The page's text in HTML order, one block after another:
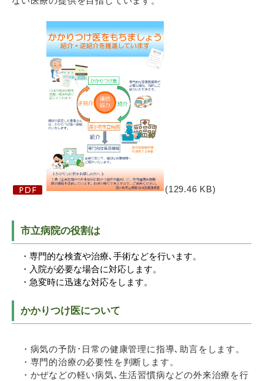
(129.46 KB)
市立病院の役割は
・専門的な検査や治療､手術などを行います。
・入院が必要な場合に対応します。
・急変時に迅速な対応をします。
かかりつけ医について
・病気の予防･日常の健康管理に指導､助言をします。
・専門的治療の必要性を判断します。
・かぜなどの軽い病気､生活習慣病などの外来治療を行